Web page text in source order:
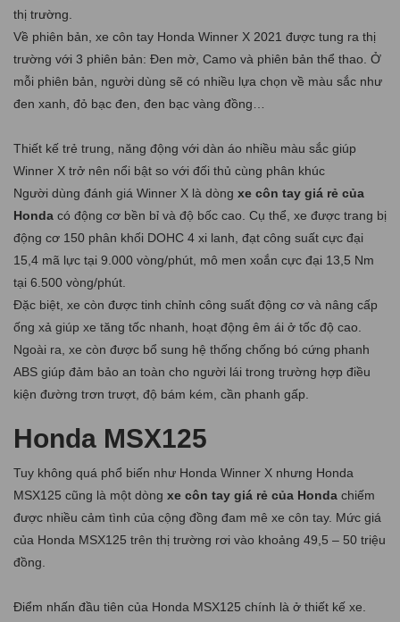
thị trường.
Về phiên bản, xe côn tay Honda Winner X 2021 được tung ra thị
trường với 3 phiên bản: Đen mờ, Camo và phiên bản thể thao. Ở
mỗi phiên bản, người dùng sẽ có nhiều lựa chọn về màu sắc như
đen xanh, đỏ bạc đen, đen bạc vàng đồng…
Thiết kế trẻ trung, năng động với dàn áo nhiều màu sắc giúp
Winner X trở nên nổi bật so với đối thủ cùng phân khúc
Người dùng đánh giá Winner X là dòng xe côn tay giá rẻ của
Honda có động cơ bền bỉ và độ bốc cao. Cụ thể, xe được trang bị
động cơ 150 phân khối DOHC 4 xi lanh, đạt công suất cực đại
15,4 mã lực tại 9.000 vòng/phút, mô men xoắn cực đại 13,5 Nm
tại 6.500 vòng/phút.
Đặc biệt, xe còn được tinh chỉnh công suất động cơ và nâng cấp
ống xả giúp xe tăng tốc nhanh, hoạt động êm ái ở tốc độ cao.
Ngoài ra, xe còn được bổ sung hệ thống chống bó cứng phanh
ABS giúp đảm bảo an toàn cho người lái trong trường hợp điều
kiện đường trơn trượt, độ bám kém, cần phanh gấp.
Honda MSX125
Tuy không quá phổ biến như Honda Winner X nhưng Honda
MSX125 cũng là một dòng xe côn tay giá rẻ của Honda chiếm
được nhiều cảm tình của cộng đồng đam mê xe côn tay. Mức giá
của Honda MSX125 trên thị trường rơi vào khoảng 49,5 – 50 triệu
đồng.
Điểm nhấn đầu tiên của Honda MSX125 chính là ở thiết kế xe.